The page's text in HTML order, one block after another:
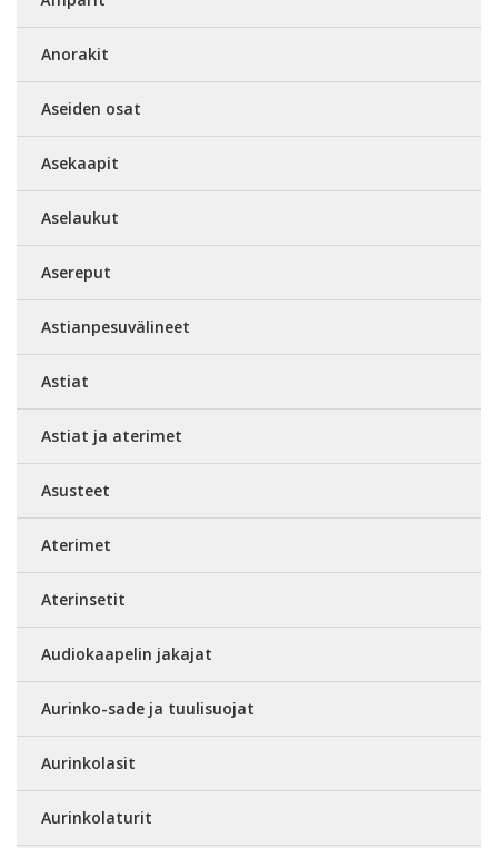
Anorakit
Aseiden osat
Asekaapit
Aselaukut
Asereput
Astianpesuvälineet
Astiat
Astiat ja aterimet
Asusteet
Aterimet
Aterinsetit
Audiokaapelin jakajat
Aurinko-sade ja tuulisuojat
Aurinkolasit
Aurinkolaturit